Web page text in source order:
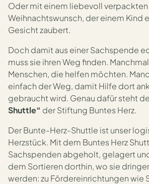
Oder mit einem liebevoll verpackten
Weihnachtswunsch, der einem Kind
Gesicht zaubert.
Doch damit aus einer Sachspende
muss sie ihren Weg finden.
Menschen, die helfen möchten.
einfach der Weg, damit Hilfe dort
gebraucht wird. Genau dafür steht
Shuttle“ der Stiftung Buntes Herz.
Der Bunte-Herz-Shuttle ist unser
Herzstück. Mit dem Buntes Herz
Sachspenden abgeholt, gelagert
dem Sortieren dorthin, wo sie
werden: zu Fördereinrichtungen wie